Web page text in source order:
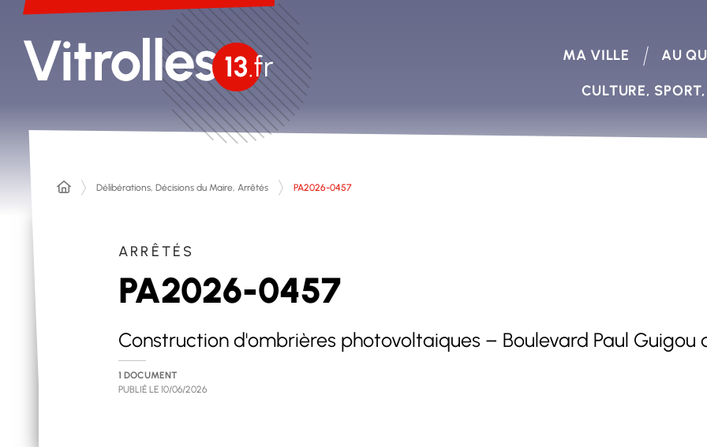
MA VILLE AU
CULTURE,
Délibérations, Décisions du Maire, Arrêtés PA2026-0457
ARRÊTÉS
PA2026-0457
Construction d'ombrières photovoltaiques – Boulevard Paul Guigou
1 DOCUMENT
PUBLIÉ LE 10/06/2026